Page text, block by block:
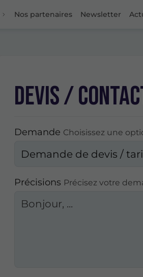
Nos partenaires Newsletter
Devis /
Demande Choisissez une
Précisions Précisez votre